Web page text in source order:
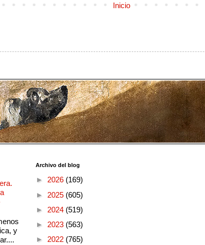
Inicio
y
Archivo del blog
► 2026 (169)
► 2025 (605)
► 2024 (519)
► 2023 (563)
► 2022 (765)